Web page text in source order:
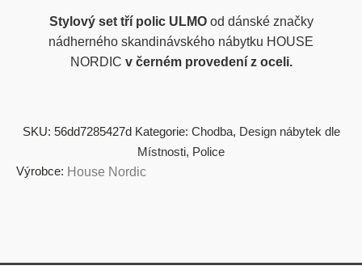
Stylový set tří polic ULMOod dánské značky
nádherného skandinávského nábytku HOUSE
NORDIC v černém provedení z oceli.
SKU: 56dd7285427d Kategorie: Chodba, Design nábytek dle
Místnosti, Police
Výrobce: House Nordic